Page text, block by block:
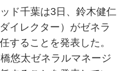
ド千葉は3日、鈴木健仁
イレクター）がゼネラ
することを発表した。
悠太ゼネラルマネージ